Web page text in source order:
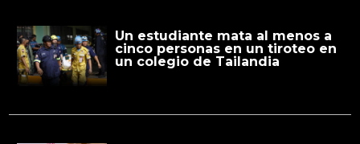
Un estudiante mata al menos a
cinco personas en un tiroteo en
un colegio de Tailandia